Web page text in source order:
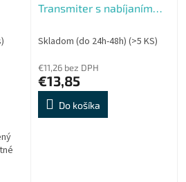
Transmiter s nabíjaním
Skladom (do 24h-48h) (>5 KS)
€11,26 bez DPH
€13,85
Do košíka